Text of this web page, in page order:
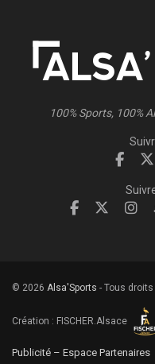
100% Sports, 100%
© 2026 Alsa'Sports - Tous
Création : FISCHER.Alsace
Publicité – Espace Partenaires